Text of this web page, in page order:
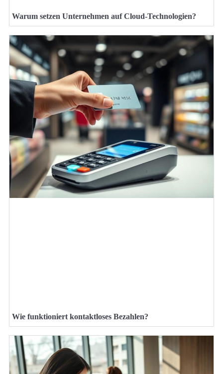
Warum setzen Unternehmen auf Cloud-Technologien?
Wie funktioniert kontaktloses Bezahlen?